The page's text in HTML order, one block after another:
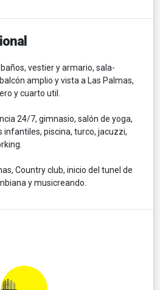
vestier y armario, sala-
amplio y vista a Las Palmas,
y cuarto util.
24/7, gimnasio, salón de yoga,
infantiles, piscina, turco, jacuzzi,
Country club, inicio del tunel de
y musicreando.